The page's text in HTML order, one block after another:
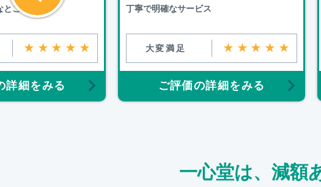
ころ
★★★★★
詳細をみる
丁寧で明確なサービス
大変満足 ★★★★★
ご評価の詳細をみる
一心堂は、減額